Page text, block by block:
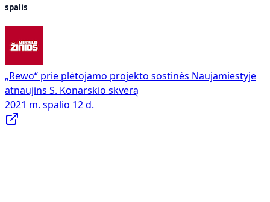
spalis
„Rewo“ prie plėtojamo projekto sostinės Naujamiestyje
atnaujins S. Konarskio skverą
2021 m. spalio 12 d.